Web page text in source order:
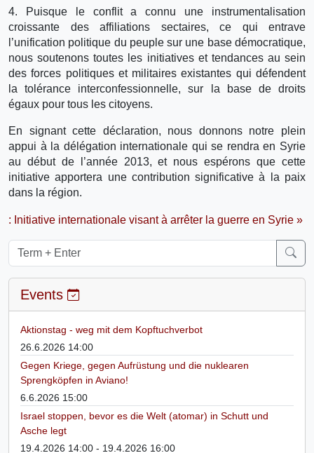
4. Puisque le conflit a connu une instrumentalisation
croissante des affiliations sectaires, ce qui entrave
l’unification politique du peuple sur une base démocratique,
nous soutenons toutes les initiatives et tendances au sein
des forces politiques et militaires existantes qui défendent
la tolérance interconfessionnelle, sur la base de droits
égaux pour tous les citoyens.
En signant cette déclaration, nous donnons notre plein
appui à la délégation internationale qui se rendra en Syrie
au début de l’année 2013, et nous espérons que cette
initiative apportera une contribution significative à la paix
dans la région.
: Initiative internationale visant à arrêter la guerre en Syrie »
Events
Aktionstag - weg mit dem Kopftuchverbot
26.6.2026 14:00
Gegen Kriege, gegen Aufrüstung und die nuklearen
Sprengköpfen in Aviano!
6.6.2026 15:00
Israel stoppen, bevor es die Welt (atomar) in Schutt und
Asche legt
19.4.2026 14:00 - 19.4.2026 16:00